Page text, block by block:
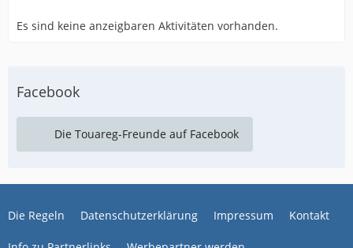
Es sind keine anzeigbaren Aktivitäten vorhanden.
Facebook
Die Touareg-Freunde auf Facebook
Die Regeln Datenschutzerklärung Impressum Kontakt